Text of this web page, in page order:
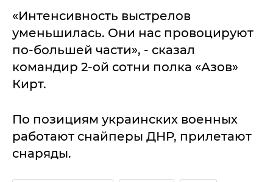
«Интенсивность выстрелов
уменьшилась. Они нас провоцируют
по-большей части», - сказал
командир 2-ой сотни полка «Азов»
Кирт.
По позициям украинских военных
работают снайперы ДНР, прилетают
снаряды.